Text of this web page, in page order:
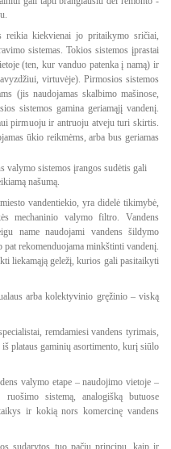
reikia kiekvienai jo pritaikymo sričiai,
sistemas. Tokios sistemos įprastai
(ten, kur vanduo patenka į namą) ir
virtuvėje). Pirmosios sistemos
(jis naudojamas skalbimo mašinose,
sistemos gamina geriamąjį vandenį.
pirmuoju ir antruoju atveju turi skirtis.
ūkio reikmėms, arba bus geriamas
valymo sistemos įrangos sudėtis gali
našumą.
vandentiekio, yra didelė tikimybė,
mechaninio valymo filtro. Vandens
name naudojami vandens šildymo
rekomenduojama minkštinti vandenį.
liekamąją geležį, kurios gali pasitaikyti
arba kolektyvinio gręžinio – viską
remdamiesi vandens tyrimais,
plataus gaminių asortimento, kurį siūlo
valymo etape – naudojimo vietoje –
ruošimo sistemą, analogišką butuose
ir kokią nors komercinę vandens
sudarytos tuo pačiu principu, kaip ir